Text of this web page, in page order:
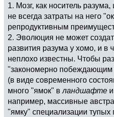
1. Мозг, как носитель
не всегда затраты на него
репродуктивным
2. Эволюция не может
развития разума у хомо, и в
неплохо известны. Чтобы
"закономерно побеждающим
(в виде современного
много "ямок" в ландшафте
например, массивные
"ямку" специализации тупых